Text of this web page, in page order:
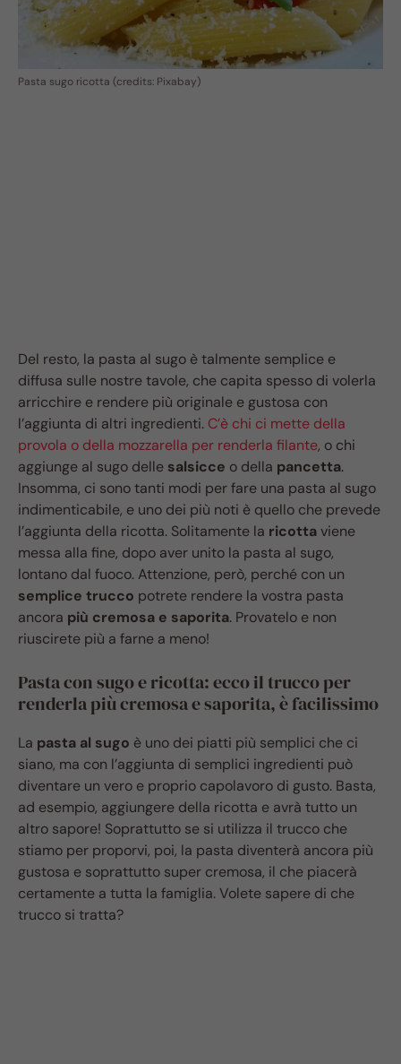
Pasta sugo ricotta (credits: Pixabay)
Del resto, la pasta al sugo è talmente semplice e
diffusa sulle nostre tavole, che capita spesso di volerla
arricchire e rendere più originale e gustosa con
l’aggiunta di altri ingredienti. C’è chi ci mette della
provola o della mozzarella per renderla filante, o chi
aggiunge al sugo delle salsicce o della pancetta.
Insomma, ci sono tanti modi per fare una pasta al sugo
indimenticabile, e uno dei più noti è quello che prevede
l’aggiunta della ricotta. Solitamente la ricottaviene
messa alla fine, dopo aver unito la pasta al sugo,
lontano dal fuoco. Attenzione, però, perché con un
semplice trucco potrete rendere la vostra pasta
ancora più cremosa e saporita. Provatelo e non
riuscirete più a farne a meno!
Pasta con sugo e ricotta: ecco il trucco per
renderla più cremosa e saporita, è facilissimo
La pasta al sugo è uno dei piatti più semplici che ci
siano, ma con l’aggiunta di semplici ingredienti può
diventare un vero e proprio capolavoro di gusto. Basta,
ad esempio, aggiungere della ricotta e avrà tutto un
altro sapore! Soprattutto se si utilizza il trucco che
stiamo per proporvi, poi, la pasta diventerà ancora più
gustosa e soprattutto super cremosa, il che piacerà
certamente a tutta la famiglia. Volete sapere di che
trucco si tratta?